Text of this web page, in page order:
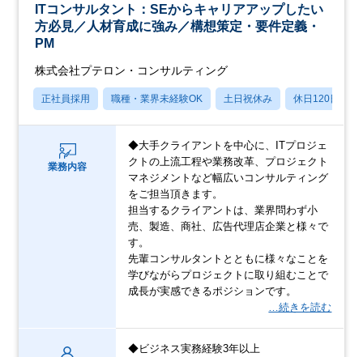
ITコンサルタント：SEからキャリアアップしたい
方必見／人材育成に強み／構想策定・要件定義・
PM
株式会社プテロン・コンサルティング
正社員採用 職種・業界未経験OK 土日祝休み 休日120日以上
業務内容
◆大手クライアントを中心に、ITプロジェ
クトの上流工程や業務改革、プロジェクト
マネジメントなど幅広いコンサルティング
をご担当頂きます。
担当するクライアントは、業界問わず小
売、製造、商社、広告代理店企業と様々で
す。
先輩コンサルタントとともに様々なことを
学びながらプロジェクトに取り組むことで
成長が実感できるポジションです。
…続きを読む
◆ビジネス実務経験3年以上